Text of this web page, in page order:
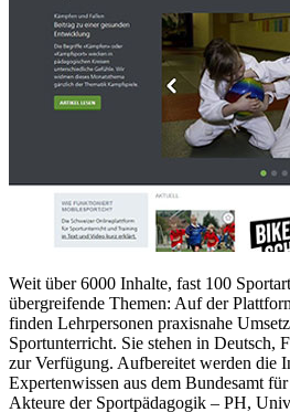
Weit über 6000 Inhalte, fast 100
übergreifende Themen: Auf der
finden Lehrpersonen praxisnahe
Sportunterricht. Sie stehen in Deutsch,
zur Verfügung. Aufbereitet werden die
Expertenwissen aus dem Bundesamt
Akteure der Sportpädagogik – PH,